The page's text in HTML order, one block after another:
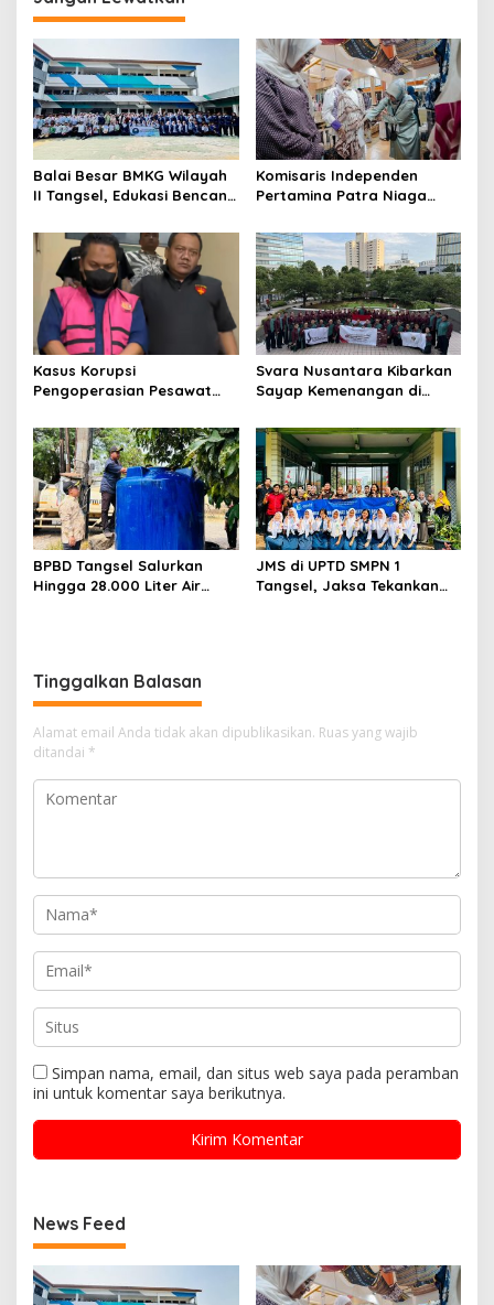
Balai Besar BMKG Wilayah
II Tangsel, Edukasi Bencana
kepada pelajar UPTD SMPN
23
Komisaris Independen
Pertamina Patra Niaga
Mitra Binaan dengan
Sentuhan Kemanusiaan dan
Keberlanjutan
Kasus Korupsi
Pengoperasian Pesawat
Development Ditetapkan
Tersangka
Svara Nusantara Kibarkan
Sayap Kemenangan di
BPBD Tangsel Salurkan
Hingga 28.000 Liter Air
JMS di UPTD SMPN 1
Tangsel, Jaksa Tekankan
Tinggalkan Balasan
Alamat email Anda tidak akan dipublikasikan. Ruas yang wajib
ditandai *
Simpan nama, email, dan situs web saya pada peramban
ini untuk komentar saya berikutnya.
News Feed